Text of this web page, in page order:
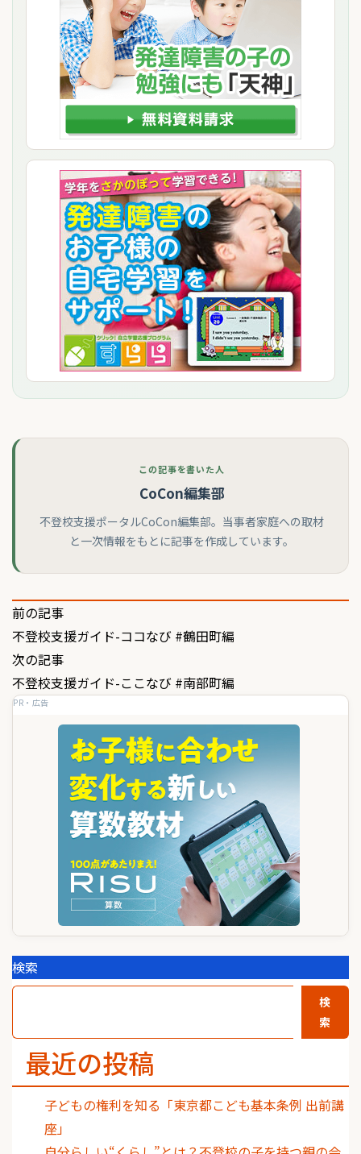
この記事を書いた人
CoCon編集部
不登校支援ポータルCoCon編集部。当事者家庭への取材
と一次情報をもとに記事を作成しています。
投
稿
ナ
ビ
前の記事
不登校支援ガイド-ココなび #鶴田町編
次の記事
不登校支援ガイド-ここなび #南部町編
PR・広告
検索
検
索
最近の投稿
子どもの権利を知る「東京都こども基本条例 出前講
座」